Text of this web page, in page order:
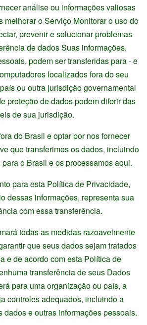
análise ou informações valiosas
melhorar o Serviço Monitorar o uso do
prevenir e solucionar problemas
de dados Suas informações,
podem ser transferidas para - e
localizados fora do seu
ou outra jurisdição governamental
proteção de dados podem diferir das
de sua jurisdição.
do Brasil e optar por nos fornecer
que transferimos os dados, incluindo
o Brasil e os processamos aqui.
para esta Política de Privacidade,
dessas informações, representa sua
com essa transferência.
todas as medidas razoavelmente
que seus dados sejam tratados
e de acordo com esta Política de
transferência de seus Dados
para uma organização ou país, a
controles adequados, incluindo a
dados e outras informações pessoais.